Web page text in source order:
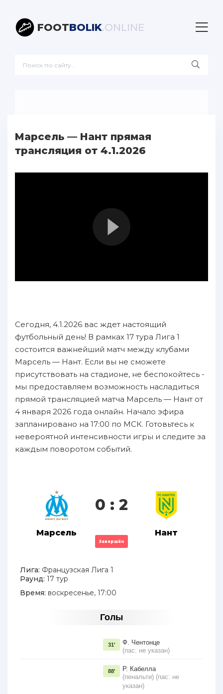
FOOTBOLIK.ONLINE
Марсель — Нант прямая
трансляция от 4.1.2026
Сегодня, 4.1.2026 вас ждет настоящий
футбольный день! В рамках 17 тура Лига 1
состоится важнейший матч между клубами
Марсель — Нант. Если вы не сможете
присутствовать на стадионе, не беспокойтесь -
мы предоставляем возможность насладиться
прямой трансляцией матча Марсель — Нант от
4 января 2026 года онлайн. Начало эфира
запланировано на 17:00 по МСК. Готовьтесь к
невероятной интенсивности игры и следите за
каждым поворотом событий.
Марсель
0 : 2
Завершён
Нант
Лига: Французская Лига 1
Раунд: 17 тур
Время: воскресенье, 17:00
Голы
Ф. Чентонце
(пас: не указан)
31'
Р. Кабелла
(пенальти) (пас: не
указан)
88'